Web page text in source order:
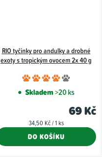
RIO tyčinky pro andulky a drobné
exoty s tropickým ovocem 2x 40 g
je
4,0
Skladem>20 ks
69 Kč
Měrná
34,50 Kč / 1 ks
DO KOŠÍKU